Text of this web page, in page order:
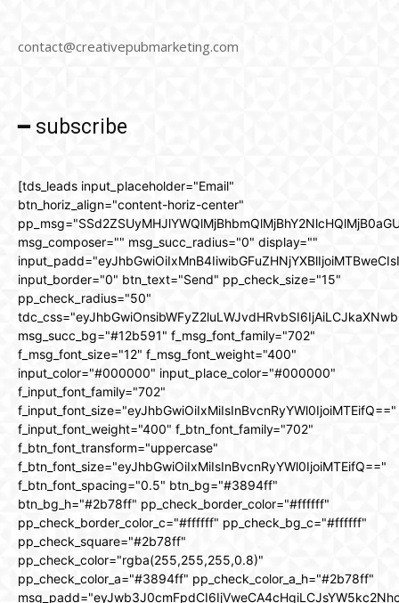
contact@creativepubmarketing.com
━ subscribe
[tds_leads input_placeholder="Email"
btn_horiz_align="content-horiz-center"
msg_composer="" msg_succ_radius="0" display=""
input_border="0" btn_text="Send" pp_check_size="15"
pp_check_radius="50"
msg_succ_bg="#12b591" f_msg_font_family="702"
f_msg_font_size="12" f_msg_font_weight="400"
input_color="#000000" input_place_color="#000000"
f_input_font_family="702"
f_input_font_size="eyJhbGwiOiIxMiIsInBvcnRyYWl0IjoiMTEifQ=="
f_input_font_weight="400" f_btn_font_family="702"
f_btn_font_transform="uppercase"
f_btn_font_size="eyJhbGwiOiIxMiIsInBvcnRyYWl0IjoiMTEifQ=="
f_btn_font_spacing="0.5" btn_bg="#3894ff"
btn_bg_h="#2b78ff" pp_check_border_color="#ffffff"
pp_check_border_color_c="#ffffff" pp_check_bg_c="#ffffff"
pp_check_square="#2b78ff"
pp_check_color="rgba(255,255,255,0.8)"
pp_check_color_a="#3894ff" pp_check_color_a_h="#2b78ff"